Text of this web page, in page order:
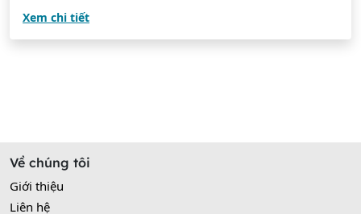
Xem chi tiết
Về chúng tôi
Giới thiệu
Liên hệ